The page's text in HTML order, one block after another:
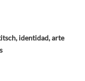
identidad, arte